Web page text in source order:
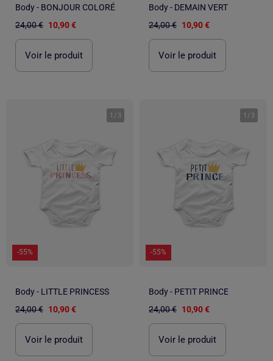
Body - BONJOUR COLORÉ
24,00 € 10,90 €
Voir le produit
Body - DEMAIN VERT
24,00 € 10,90 €
Voir le produit
1 / 3
-55%
Body - LITTLE PRINCESS
24,00 € 10,90 €
Voir le produit
1 / 3
-55%
Body - PETIT PRINCE
24,00 € 10,90 €
Voir le produit